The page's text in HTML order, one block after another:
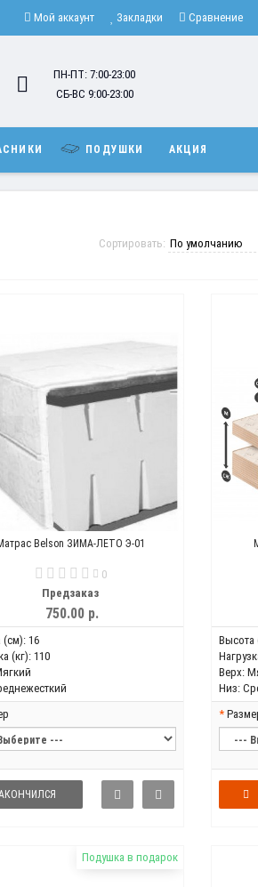
Мой аккаунт Закладки Сравнение
ПН-ПТ: 7:00-23:00
СБ-ВС 9:00-23:00
ПОДУШКИ АКЦИЯ
Сортировать:
Belson ЗИМА-ЛЕТО Э-01
0
Предзаказ
750.00 р.
(см): 16
(кг): 110
Высота
Верх:
Низ:
Подушка в подарок